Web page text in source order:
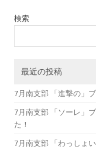
検索
最近の投稿
7月南支部 「進撃の」
7月南支部 「ソーレ」
た！
7月南支部 「わっしょ